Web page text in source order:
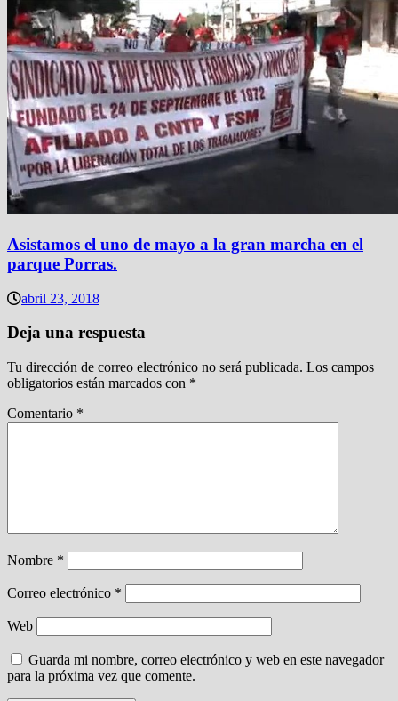
Asistamos el uno de mayo a la gran marcha en el
parque Porras.
abril 23, 2018
Deja una respuesta
Tu dirección de correo electrónico no será publicada. Los campos
obligatorios están marcados con *
Comentario *
Nombre *
Correo electrónico *
Web
Guarda mi nombre, correo electrónico y web en este navegador
para la próxima vez que comente.